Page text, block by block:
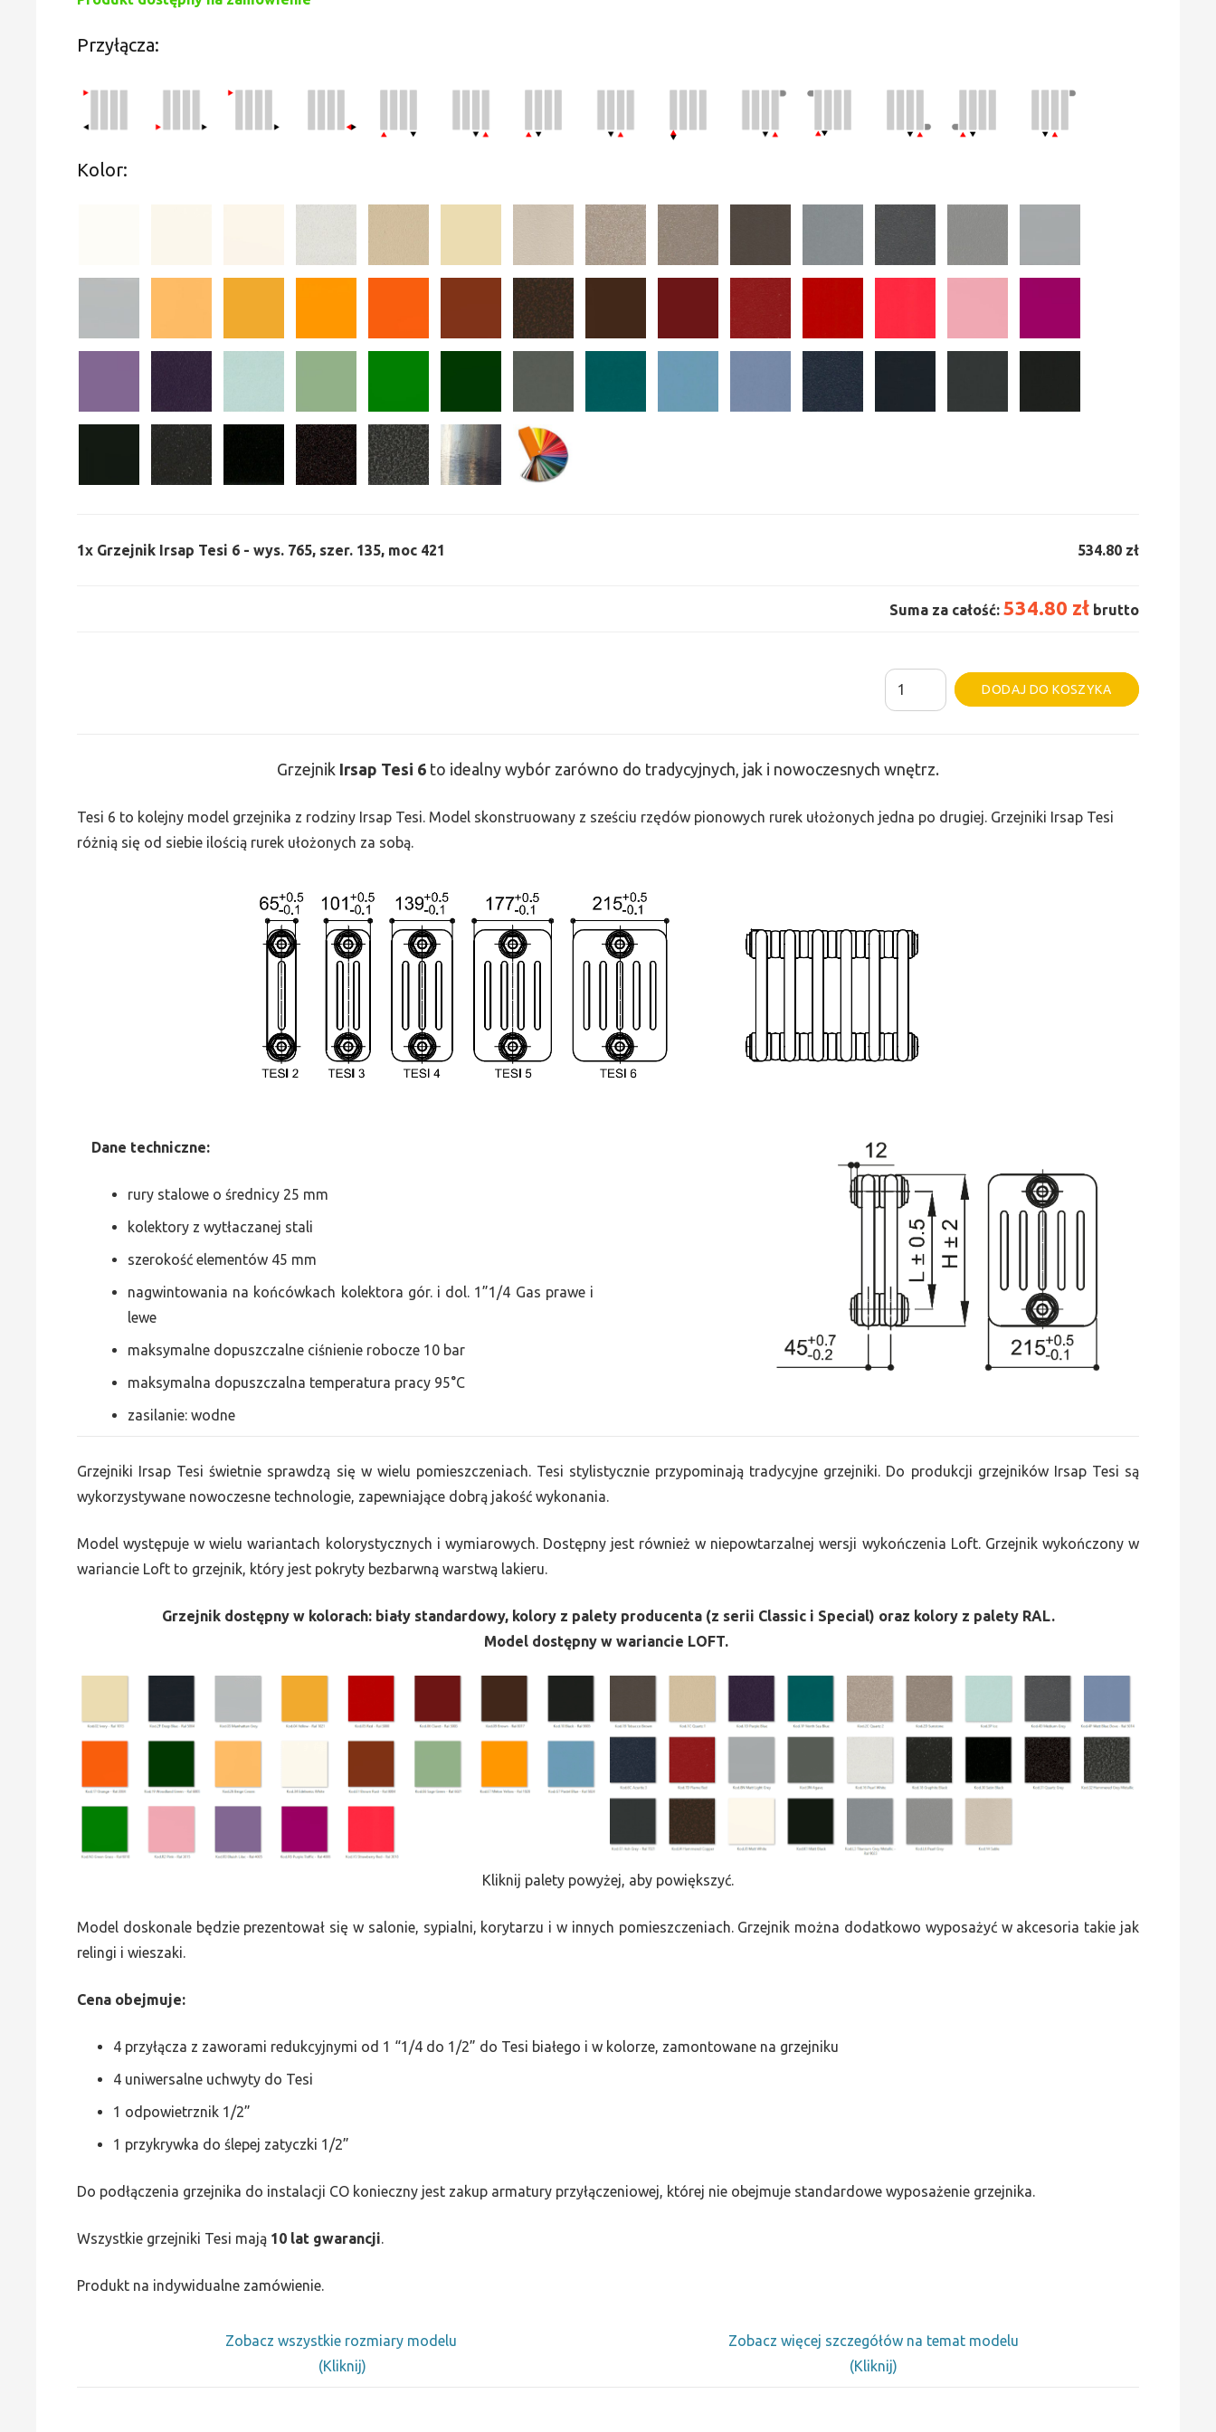
Przyłącza:
Kolor:
1x Grzejnik Irsap Tesi 6 - wys. 765, szer. 135, moc 421 534.80 zł
Suma za całość: 534.80 zł brutto
ilość
Grzejnik
moc
421
DODAJ DO KOSZYKA
Alternative:
Grzejnik Irsap Tesi 6 to idealny wybór zarówno do tradycyjnych, jak i nowoczesnych wnętrz.
Tesi 6 to kolejny model grzejnika z rodziny Irsap Tesi. Model skonstruowany z sześciu rzędów pionowych rurek ułożonych jedna po drugiej. Grzejniki Irsap Tesi
różnią się od siebie ilością rurek ułożonych za sobą.
Dane techniczne:
rury stalowe o średnicy 25 mm
kolektory z wytłaczanej stali
szerokość elementów 45 mm
nagwintowania na końcówkach kolektora gór. i dol. 1”1/4 Gas prawe i
lewe
maksymalne dopuszczalne ciśnienie robocze 10 bar
maksymalna dopuszczalna temperatura pracy 95°C
zasilanie: wodne
Grzejniki Irsap Tesi świetnie sprawdzą się w wielu pomieszczeniach. Tesi stylistycznie przypominają tradycyjne grzejniki. Do produkcji grzejników Irsap Tesi są
wykorzystywane nowoczesne technologie, zapewniające dobrą jakość wykonania.
Model występuje w wielu wariantach kolorystycznych i wymiarowych. Dostępny jest również w niepowtarzalnej wersji wykończenia Loft. Grzejnik wykończony w
wariancie Loft to grzejnik, który jest pokryty bezbarwną warstwą lakieru.
Grzejnik dostępny w kolorach: biały standardowy, kolory z palety producenta (z serii Classic i Special) oraz kolory z palety RAL.
Model dostępny w wariancie LOFT.
Kliknij palety powyżej, aby powiększyć.
Model doskonale będzie prezentował się w salonie, sypialni, korytarzu i w innych pomieszczeniach. Grzejnik można dodatkowo wyposażyć w akcesoria takie jak
relingi i wieszaki.
Cena obejmuje:
4 przyłącza z zaworami redukcyjnymi od 1 “1/4 do 1/2” do Tesi białego i w kolorze, zamontowane na grzejniku
4 uniwersalne uchwyty do Tesi
1 odpowietrznik 1/2”
1 przykrywka do ślepej zatyczki 1/2”
Do podłączenia grzejnika do instalacji CO konieczny jest zakup armatury przyłączeniowej, której nie obejmuje standardowe wyposażenie grzejnika.
Wszystkie grzejniki Tesi mają 10 lat gwarancji.
Produkt na indywidualne zamówienie.
Zobacz wszystkie rozmiary modelu
(Kliknij)
Zobacz więcej szczegółów na temat modelu
(Kliknij)